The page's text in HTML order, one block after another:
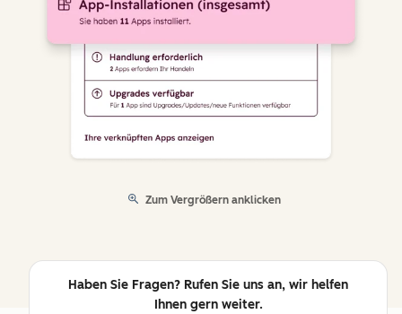
Zum Vergrößern anklicken
Haben Sie Fragen? Rufen Sie uns an, wir helfen
Ihnen gern weiter.